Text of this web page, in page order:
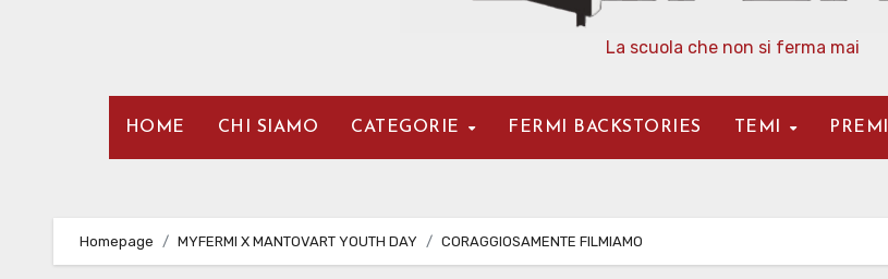
La scuola che non si ferma mai
HOME CHI SIAMO CATEGORIE FERMI BACKSTORIES TEMI PREMI
Homepage MYFERMI X MANTOVART YOUTH DAY CORAGGIOSAMENTE FILMIAMO